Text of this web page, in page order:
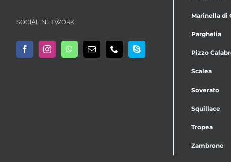
SOCIAL NETWORK
Marinella di
Parghelia
Pizzo
Scalea
Soverato
Squillace
Tropea
Zambrone